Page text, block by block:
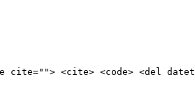
<cite> <code> <del